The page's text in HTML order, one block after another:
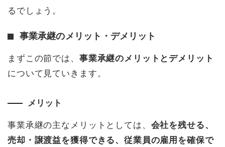
るでしょう。
事業承継のメリット・デメリット
まずこの節では、 事業承継のメリットとデメリット
について見ていきます。
メリット
事業承継の主なメリットとしては、 会社を残せる、
売却・譲渡益を獲得できる、従業員の雇用を確保で